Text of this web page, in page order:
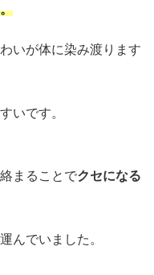
いが体に染み渡ります
いです。
まることでクセになる
んでいました。